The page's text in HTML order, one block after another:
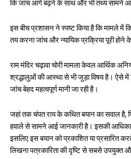
कि जांच आगे बढ़ने के साथ और भी तथ्य सामने
इस बीच प्रशासन ने स्पष्ट किया है कि मामले में
तय करना जांच और न्यायिक प्रक्रिया पूरी होने
राम मंदिर चढ़ावा चोरी मामला केवल आर्थिक
श्रद्धालुओं की आस्था से भी जुड़ा विषय है। ऐसे में
जांच बेहद महत्वपूर्ण मानी जा रही है।
जहां तक चंपत राय के कथित बयान का सवाल
हवाले से सामने आई जानकारी है। इसकी
इसलिए इस बयान को प्रकाशित या प्रसारित
लिखना पत्रकारिता की दृष्टि से सबसे उपयुक्त